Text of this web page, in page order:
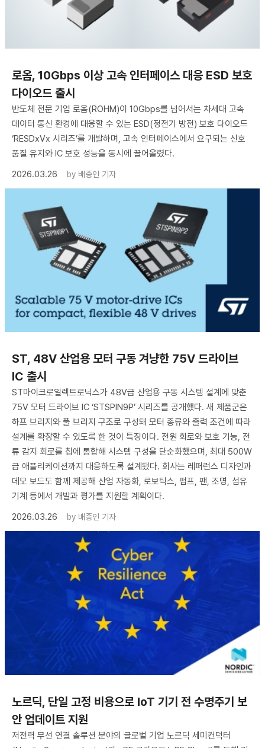
로옴, 10Gbps 이상 고속 인터페이스 대응 ESD 보호
다이오드 출시
반도체 전문 기업 로옴(ROHM)이 10Gbps를 넘어서는 차세대 고속
데이터 통신 환경에 대응할 수 있는 ESD(정전기 방전) 보호 다이오드
‘RESDxVx 시리즈’를 개발하며, 고속 인터페이스에서 요구되는 신호
품질 유지와 IC 보호 성능을 동시에 끌어올렸다.
2026.03.26
by 배종인 기자
ST, 48V 산업용 모터 구동 겨냥한 75V 드라이브
IC 출시
ST마이크로일렉트로닉스가 48V급 산업용 구동 시스템 설계에 맞춘
75V 모터 드라이브 IC ‘STSPIN9P’ 시리즈를 공개했다. 새 제품군은
하프 브리지와 풀 브리지 구조로 구성돼 모터 종류와 출력 조건에 따라
설계를 확장할 수 있도록 한 것이 특징이다. 전원 회로와 보호 기능, 전
류 감지 회로를 칩에 통합해 시스템 구성을 단순화했으며, 최대 500W
급 애플리케이션까지 대응하도록 설계됐다. 회사는 레퍼런스 디자인과
데모 보드도 함께 제공해 산업 자동화, 로보틱스, 펌프, 팬, 조명, 섬유
기계 등에서 개발과 평가를 지원할 계획이다.
2026.03.26
by 배종인 기자
노르딕, 단일 고정 비용으로 IoT 기기 전 수명주기 보
안 업데이트 지원
저전력 무선 연결 솔루션 분야의 글로벌 기업 노르딕 세미컨덕터